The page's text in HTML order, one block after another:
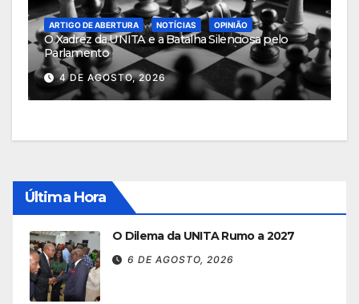
ARTIGO DE ABERTURA NOTÍCIAS OPINIÃO
O Xadrez da UNITA e a Batalha Silenciosa pelo
Parlamento
4 DE AGOSTO, 2026
Última Hora
O Dilema da UNITA Rumo a 2027
6 DE AGOSTO, 2026